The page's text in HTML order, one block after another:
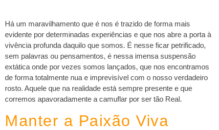
Há um maravilhamento que é nos é trazido de forma mais
evidente por determinadas experiências e que nos abre a porta à
vivência profunda daquilo que somos. É nesse ficar petrificado,
sem palavras ou pensamentos, é nessa imensa suspensão
extática onde por vezes somos lançados, que nos encontramos
de forma totalmente nua e imprevisível com o nosso verdadeiro
rosto. Aquele que na realidade está sempre presente e que
corremos apavoradamente a camuflar por ser tão Real.
Manter a Paixão Viva